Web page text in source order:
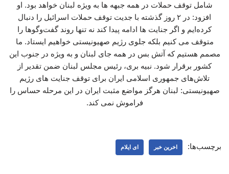
شامل توقف حملات در همه جبهه ها به ویژه لبنان خواهد بود. او
افزود: در ۲ روز گذشته با جدیت توقف حملات اسرائیل را دنبال
کرده‌ایم و اگر جنایت ها ادامه پیدا کند نه تنها روند گفت‌وگوها را
متوقف می کنیم بلکه جلوی رژیم صهیونیستی خواهیم ایستاد. ما
مصمم هستیم که آتش بس در همه جای لبنان و به ویژه در جنوب این
کشور برقرار شود. نبیه بری، رئیس مجلس لبنان ضمن تقدیر از
تلاش‌های جمهوری اسلامی ایران برای توقف جنایت های رژیم
صهیونیستی: لبنان هرگز مواضع مثبت ایران در این مرحله حساس را
فراموش نمی کند.
برچسب‌ها: اخرین خبر ای ایلام